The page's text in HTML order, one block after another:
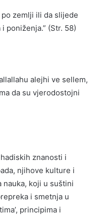
zemlji ili da slijede
poniženja.” (Str. 58)
alejhi ve sellem,
da su vjerodostojni
znanosti i
njihove kulture i
nauka, koji u suštini
i smetnja u
principima i